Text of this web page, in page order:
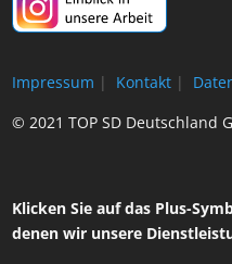
Impressum | Kontakt |
© 2021 TOP SD Deutschland
Klicken Sie auf das Plus-
denen wir unsere